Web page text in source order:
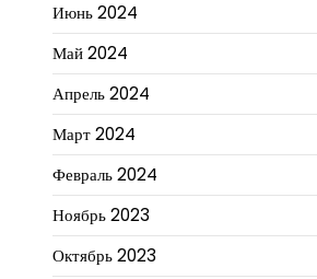
Июнь 2024
Май 2024
Апрель 2024
Март 2024
Февраль 2024
Ноябрь 2023
Октябрь 2023